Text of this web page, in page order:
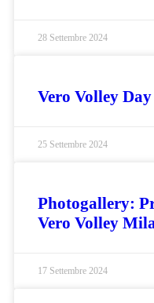
28 Settembre 2024
Vero Volley Day
25 Settembre 2024
Photogallery:
Vero Volley
17 Settembre 2024